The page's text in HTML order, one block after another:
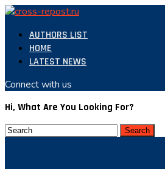
AUTHORS LIST
HOME
LATEST NEWS
Connect with us
Hi, What Are You Looking For?